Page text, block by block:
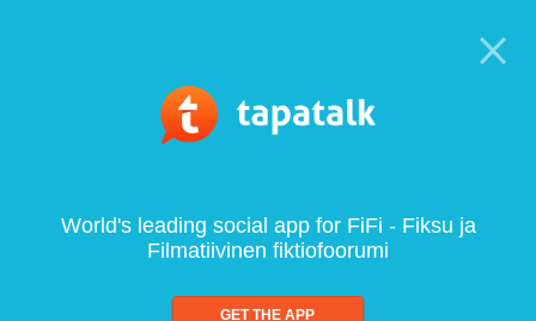
World's leading social app for FiFi - Fiksu ja
Filmatiivinen fiktiofoorumi
GET THE APP